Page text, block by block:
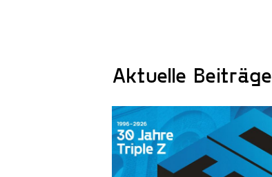
Aktuelle Beiträge
Triple Z-Jubiläumsjahr
mit Rückenwind: Es